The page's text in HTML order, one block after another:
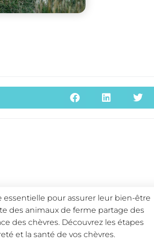
pour assurer leur bien-être
des animaux de ferme partage des
des chèvres. Découvrez les étapes
et la santé de vos chèvres.